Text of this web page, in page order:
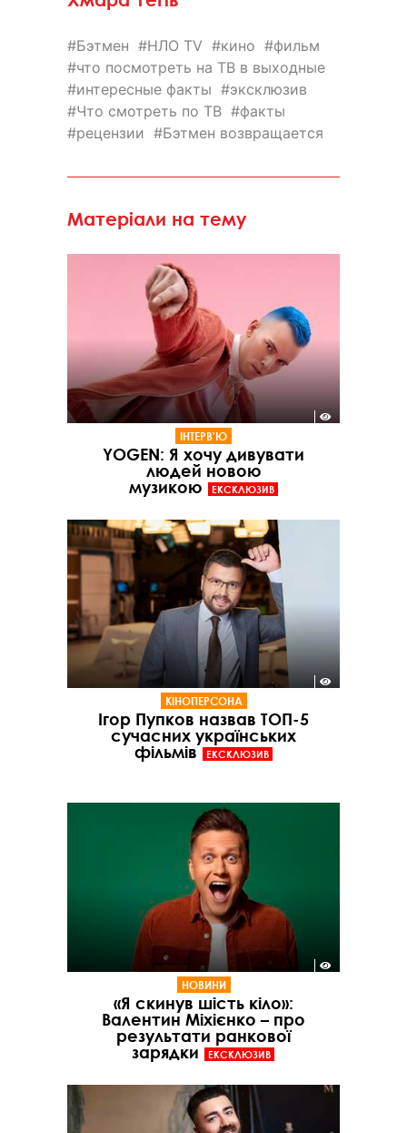
Бэтмен НЛО TV кино
фильм
что посмотреть на ТВ в выходные
интересные факты
эксклюзив
Что смотреть по ТВ
факты
рецензии
Бэтмен возвращается
Матеріали на тему
ІНТЕРВ'Ю
YOGEN: Я хочу дивувати
людей новою
музикою
ЕКСКЛЮЗИВ
КІНОПЕРСОНА
Ігор Пупков назвав ТОП-5
сучасних українських
фільмів
ЕКСКЛЮЗИВ
НОВИНИ
«Я скинув шість кіло»:
Валентин Міхієнко – про
результати ранкової
зарядки
ЕКСКЛЮЗИВ